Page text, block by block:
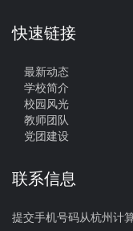
快速链接
最新动态
学校简介
校园风光
教师团队
党团建设
联系信息
提交手机号码从杭州计